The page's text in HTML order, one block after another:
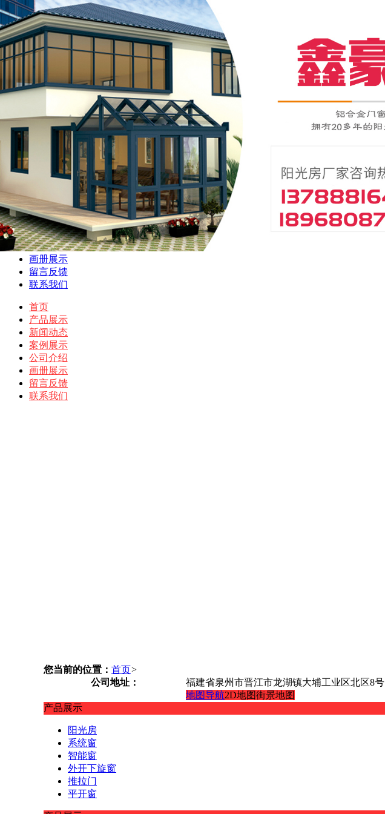
很遗憾，因您的浏览器版本过低导致无法获得最佳浏览体验，推荐下载安装谷歌浏览器！
登录丨注册
晋江市亮阁建材有限公司
首页
产品展示
新闻动态
案例展示
公司介绍
画册展示
留言反馈
联系我们
首页
产品展示
新闻动态
案例展示
公司介绍
画册展示
留言反馈
联系我们
您当前的位置： 首页>
公司地址：
福建省泉州市晋江市龙湖镇大埔工业区北区8号
地图导航2D地图街景地图
产品展示
阳光房
系统窗
智能窗
外开下旋窗
推拉门
平开窗